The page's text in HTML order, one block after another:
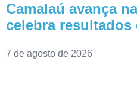
Camalaú avança
celebra resultados
7 de agosto de 2026